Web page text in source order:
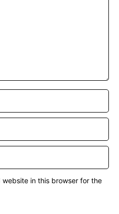
website in this browser for the